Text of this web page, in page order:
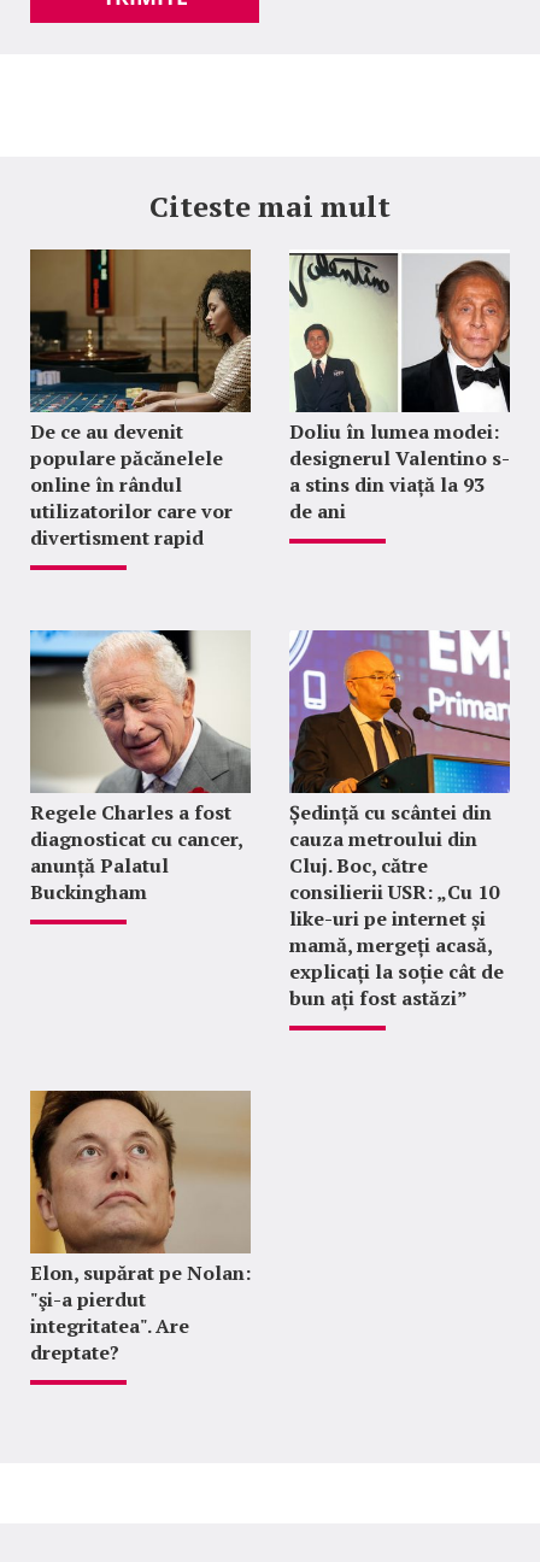
Citeste mai mult
De ce au devenit
populare păcănelele
online în rândul
utilizatorilor care vor
divertisment rapid
Doliu în lumea modei:
designerul Valentino s-
a stins din viață la 93
de ani
Regele Charles a fost
diagnosticat cu cancer,
anunță Palatul
Buckingham
Ședință cu scântei din
cauza metroului din
Cluj. Boc, către
consilierii USR: „Cu 10
like-uri pe internet și
mamă, mergeți acasă,
explicați la soție cât de
bun ați fost astăzi”
Elon, supărat pe Nolan:
"şi-a pierdut
integritatea". Are
dreptate?